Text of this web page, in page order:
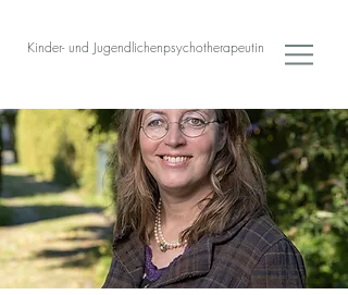
Kinder- und Jugendlichenpsychotherapeutin